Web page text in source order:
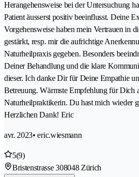
Herangehensweise bei der Untersuchung
Patient äusserst positiv beeinflusst. Deine
Vorgehensweise haben mein Vertrauen in
gestärkt, resp. mir die aufrichtige
Naturheilpraxis gegeben. Besonders
Deiner Behandlung und die klare
dieser. Ich danke Dir für Deine Empathie
Betreuung. Wärmste Empfehlung für Dich
Naturheilpraktikerin. Du hast mich wieder
Herzlichen Dank! Eric
avr. 2023• eric.wiesmann
5(9)
Bristenstrasse 308048 Zürich